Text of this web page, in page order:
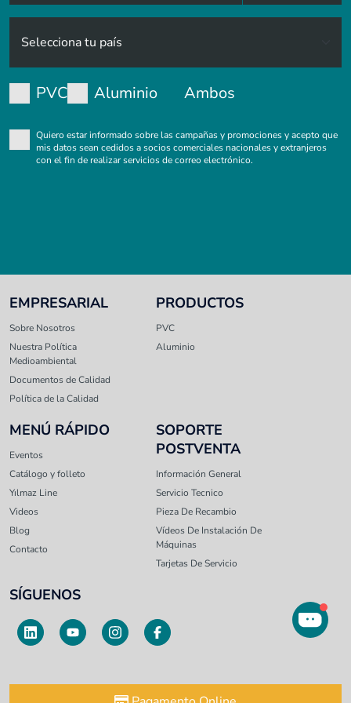
PVC Aluminio Ambos
Quiero estar informado sobre las campañas y promociones y acepto que
mis datos sean cedidos a socios comerciales nacionales y extranjeros
con el fin de realizar servicios de correo electrónico.
EMPRESARIAL
Sobre Nosotros
Nuestra Política
Medioambiental
Documentos de Calidad
Política de la Calidad
PRODUCTOS
PVC
Aluminio
MENÚ RÁPIDO
Eventos
Catálogo y folleto
Yılmaz Line
Videos
Blog
Contacto
SOPORTE
POSTVENTA
Información General
Servicio Tecnico
Pieza De Recambio
Vídeos De Instalación De
Máquinas
Tarjetas De Servicio
SÍGUENOS